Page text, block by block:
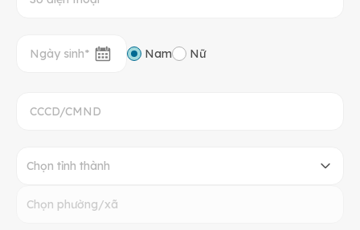
Nam Nữ
Chọn tỉnh thành
Chọn phường/xã